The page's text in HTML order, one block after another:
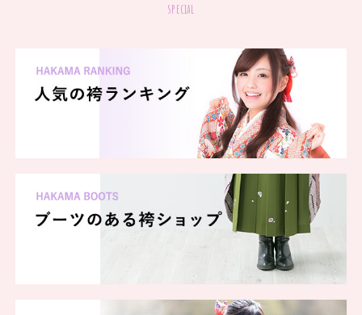
special